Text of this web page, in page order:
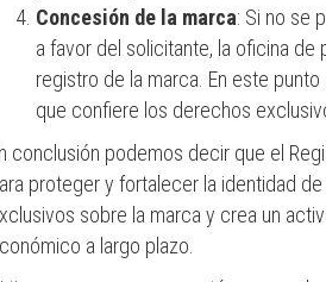
Concesión de la marca: Si no se
a favor del solicitante, la oficina de
registro de la marca. En este
que confiere los derechos
conclusión podemos decir que el
proteger y fortalecer la identidad
sobre la marca y crea un
a largo plazo.